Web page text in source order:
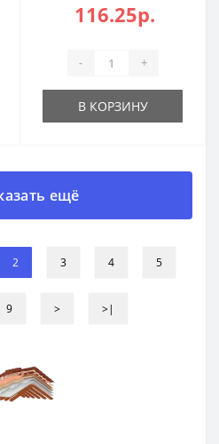
116.25р.
- +
В КОРЗИНУ
ещё
2 3 4 5
9 > >|